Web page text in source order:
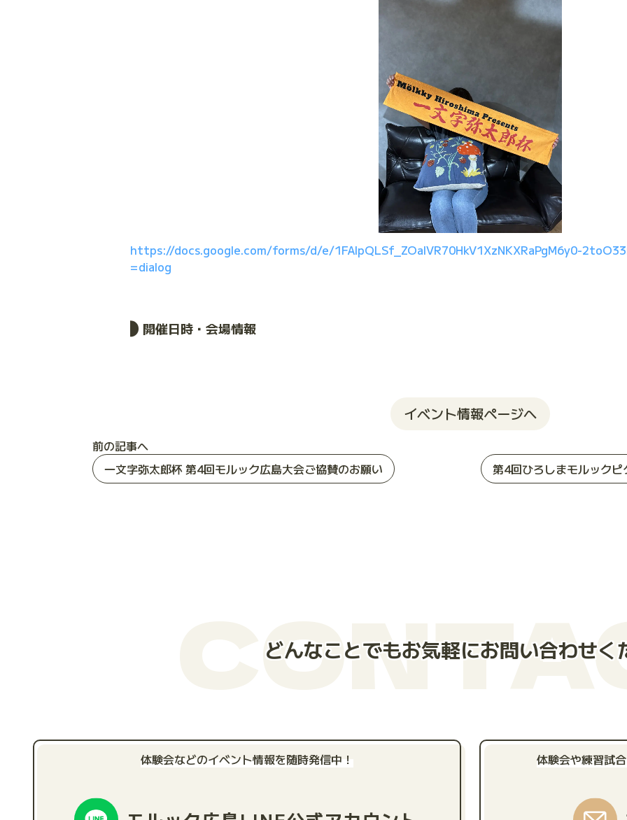
https://docs.google.com/forms/d/e/1FAIpQLSf_ZOaIVR70HkV1XzNKXRaPgM6y0-
=dialog
開催日時・会場情報
イベント情報ページへ
前の記事へ
一文字弥太郎杯 第4回モルック広島大会ご協賛のお願い
どんなことでもお気軽にお問い合わせく
体験会などのイベント情報を随時発信中！ 体験会や練習試